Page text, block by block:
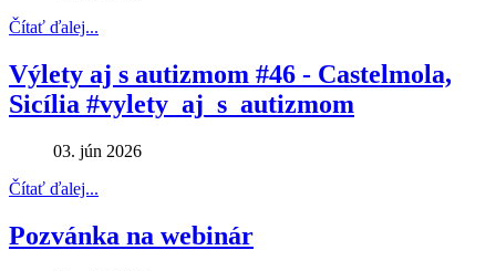
Čítať ďalej...
Výlety aj s autizmom #46 - Castelmola,
Sicília #vylety_aj_s_autizmom
03. jún 2026
Čítať ďalej...
Pozvánka na webinár